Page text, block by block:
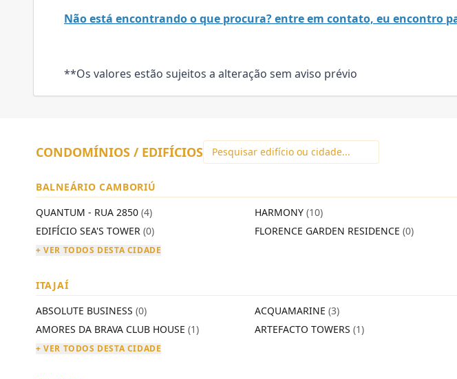
Não está encontrando o que procura? entre em contato, eu encontro
**Os valores estão sujeitos a alteração sem aviso prévio
CONDOMÍNIOS / EDIFÍCIOS
BALNEÁRIO CAMBORIÚ
QUANTUM - RUA 2850 (4) HARMONY (10)
EDIFÍCIO SEA'S TOWER (0) FLORENCE GARDEN RESIDENCE (0)
+ VER TODOS DESTA CIDADE
ITAJAÍ
ABSOLUTE BUSINESS (0) ACQUAMARINE (3)
AMORES DA BRAVA CLUB HOUSE (1) ARTEFACTO TOWERS (1)
+ VER TODOS DESTA CIDADE